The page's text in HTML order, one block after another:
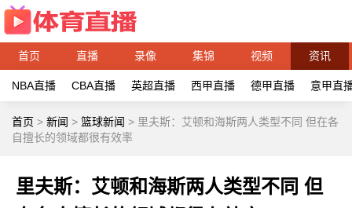
首页 直播 录像 集锦 视频 资讯
NBA直播 CBA直播 英超直播 西甲直播 德甲直播 意甲直
首页 > 新闻 > 篮球新闻 > 里夫斯：艾顿和海斯两人类型不同 但在各
自擅长的领域都很有效率
里夫斯：艾顿和海斯两人类型不同 但